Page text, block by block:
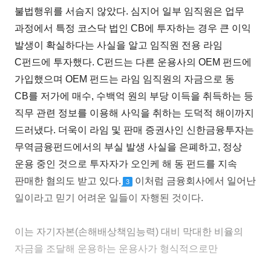
불법행위를 서슴지 않았다. 심지어 일부 임직원은 업무
과정에서 특정 코스닥 법인 CB에 투자하는 경우 큰 이익
발생이 확실하다는 사실을 알고 임직원 전용 라임
C펀드에 투자했다. C펀드는 다른 운용사의 OEM 펀드에
가입했으며 OEM 펀드는 라임 임직원의 자금으로 동
CB를 저가에 매수, 수백억 원의 부당 이득을 취득하는 등
직무 관련 정보를 이용해 사익을 취하는 도덕적 해이까지
드러냈다. 더욱이 라임 및 판매 증권사인 신한금융투자는
무역금융펀드에서의 부실 발생 사실을 은폐하고, 정상
운용 중인 것으로 투자자가 오인케 해 동 펀드를 지속
판매한 혐의도 받고 있다.
3
이처럼 금융회사에서 일어난
일이라고 믿기 어려운 일들이 자행된 것이다.
이는 자기자본(손해배상책임능력) 대비 막대한 비율의
자금을 조달해 운용하는 운용사가 형식적으로만